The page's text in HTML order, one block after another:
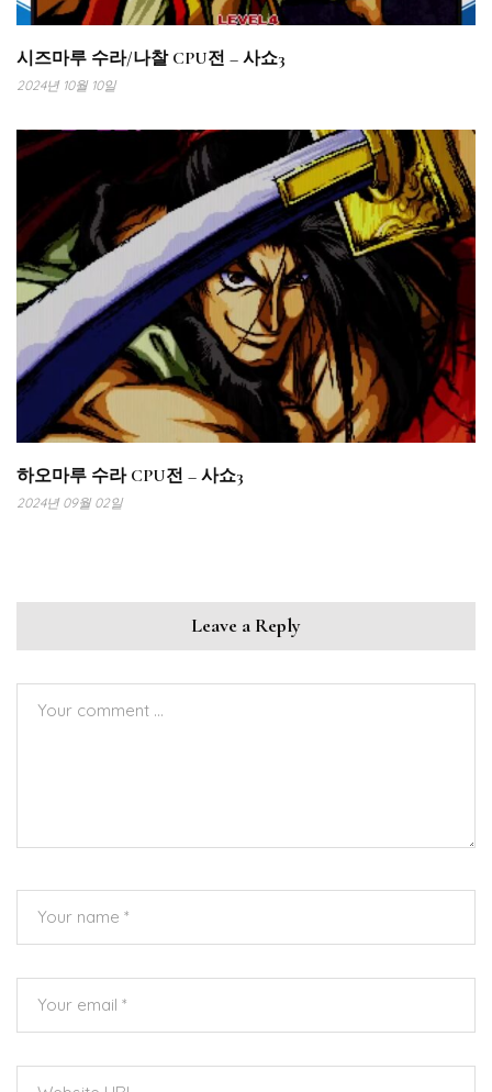
시즈마루 수라/나찰 CPU전 – 사쇼3
2024년 10월 10일
하오마루 수라 CPU전 – 사쇼3
2024년 09월 02일
Leave a Reply